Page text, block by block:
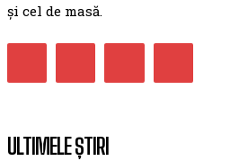
și cel de masă.
ULTIMELE ȘTIRI